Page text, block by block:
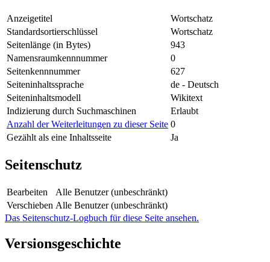
Anzeigetitel
Wortschatz
Standardsortierschlüssel
Wortschatz
Seitenlänge (in Bytes)
943
Namensraumkennnummer
0
Seitenkennnummer
627
Seiteninhaltssprache
de - Deutsch
Seiteninhaltsmodell
Wikitext
Indizierung durch Suchmaschinen
Erlaubt
Anzahl der Weiterleitungen zu dieser Seite 0
Gezählt als eine Inhaltsseite
Ja
Seitenschutz
Bearbeiten
Alle Benutzer (unbeschränkt)
Verschieben Alle Benutzer (unbeschränkt)
Das Seitenschutz-Logbuch für diese Seite ansehen.
Versionsgeschichte